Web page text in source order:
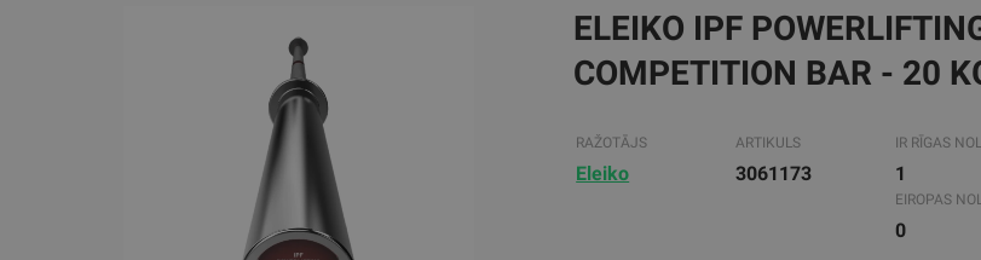
ELEIKO IPF
COMPETITION BAR - 20
RAŽOTĀJS
Eleiko
ARTIKULS
3061173
IR RĪGAS
1
EIROPAS
0